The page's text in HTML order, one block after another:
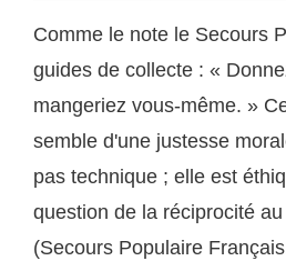
Comme le note le Secours
guides de collecte : «
mangeriez vous-même. »
semble d'une justesse
pas technique ; elle est
question de la réciprocité
(Secours Populaire